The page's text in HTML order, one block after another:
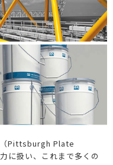
（Pittsburgh Plate
に扱い、これまで多くの